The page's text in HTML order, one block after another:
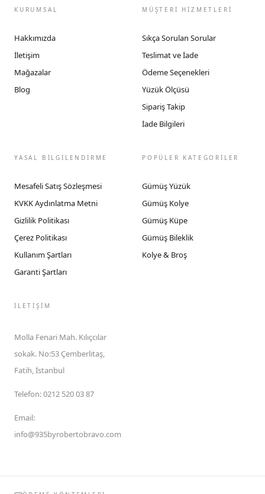
KURUMSAL
Hakkımızda
İletişim
Mağazalar
Blog
MÜŞTERİ HİZMETLERİ
Sıkça Sorulan Sorular
Teslimat ve İade
Ödeme Seçenekleri
Yüzük Ölçüsü
Sipariş Takip
İade Bilgileri
YASAL BİLGİLENDİRME
Mesafeli Satış Sözleşmesi
KVKK Aydınlatma Metni
Gizlilik Politikası
Çerez Politikası
Kullanım Şartları
Garanti Şartları
POPÜLER KATEGORİLER
Gümüş Yüzük
Gümüş Kolye
Gümüş Küpe
Gümüş Bileklik
Kolye & Broş
İLETIŞIM
Molla Fenari Mah. Kılıçcılar
sokak. No:53 Çemberlitaş,
Fatih, İstanbul
Telefon:0212 520 03 87
Email:
info@935byrobertobravo.com